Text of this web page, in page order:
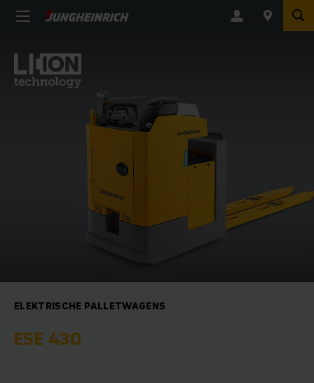
ELEKTRISCHE PALLETWAGENS
ESE 430